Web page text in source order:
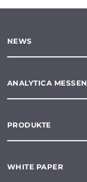
NEWS
ANALYTICA MESSEN
PRODUKTE
WHITE PAPER